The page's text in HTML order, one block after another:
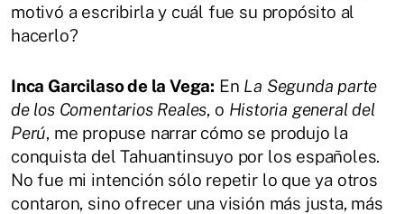
motivó a escribirla y cuál fue su propósito al
hacerlo?
Inca Garcilaso de la Vega: En La Segunda parte
de los Comentarios Reales, o Historia general del
Perú, me propuse narrar cómo se produjo la
conquista del Tahuantinsuyo por los españoles.
No fue mi intención sólo repetir lo que ya otros
contaron, sino ofrecer una visión más justa, más